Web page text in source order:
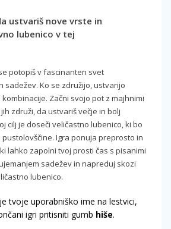
ustvariš nove vrste in
lubenico v tej
potopiš v fascinanten svet
sadežev. Ko se združijo, ustvarijo
Začni svojo pot z majhnimi
združi, da ustvariš večje in bolj
cilj je doseči veličastno lubenico, ki bo
Igra ponuja preprosto in
lahko zapolni tvoj prosti čas s pisanimi
sadežev in napreduj skozi
lubenico.
tvoje uporabniško ime na lestvici,
igri pritisniti gumb hiše.